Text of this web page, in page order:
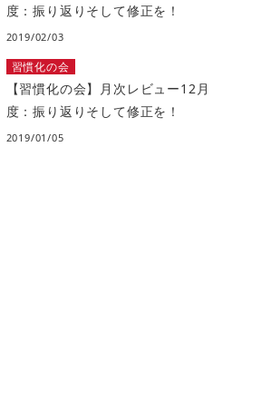
度：振り返りそして修正を！
2019/02/03
習慣化の会
【習慣化の会】月次レビュー12月
度：振り返りそして修正を！
2019/01/05